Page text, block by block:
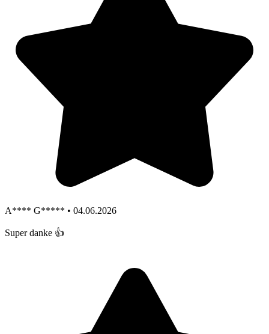
A**** G***** • 04.06.2026
Super danke 👍